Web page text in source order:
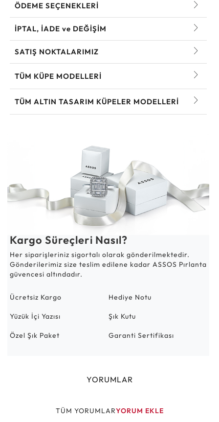
ÖDEME SEÇENEKLERİ
İPTAL, İADE ve DEĞİŞİM
SATIŞ NOKTALARIMIZ
TÜM KÜPE MODELLERI
TÜM ALTIN TASARIM KÜPELER MODELLERI
Kargo Süreçleri Nasıl?
Her siparişleriniz sigortalı olarak gönderilmektedir.
Gönderilerimiz size teslim edilene kadar ASSOS Pırlanta
güvencesi altındadır.
Ücretsiz Kargo Hediye Notu
Yüzük İçi Yazısı Şık Kutu
Özel Şık Paket Garanti Sertifikası
YORUMLAR
TÜM YORUMLARYORUM EKLE